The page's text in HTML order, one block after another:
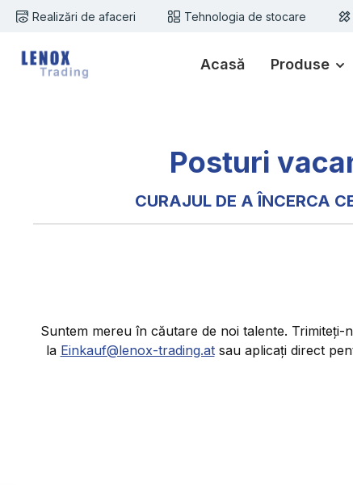
la conținutul principal
Sari la căutare
Sari la navigarea principală
Realizări de afaceri Tehnologia de stocare
Acasă Produse
Posturi
CURAJUL DE A ÎNCERCA
Suntem mereu în căutare de noi talente. Trimiteți-
la Einkauf@lenox-trading.atsau aplicați direct